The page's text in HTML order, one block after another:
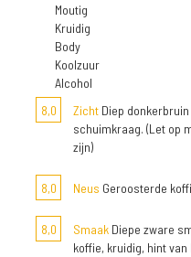
Moutig
Kruidig
Body
Koolzuur
Alcohol
8,0
Zicht Diep
schuimkraag. (Let op
zijn)
8,0 Neus Geroosterde
8,0 Smaak Diepe zware
koffie, kruidig, hint